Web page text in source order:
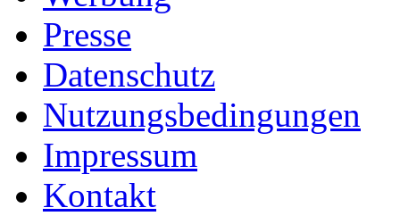
Presse
Datenschutz
Nutzungsbedingungen
Impressum
Kontakt